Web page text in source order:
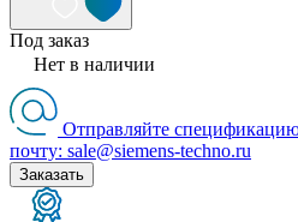
Под заказ
Нет в наличии
Отправляйте
почту: sale@siemens-techno.ru
Заказать